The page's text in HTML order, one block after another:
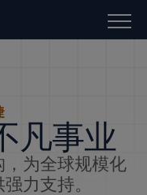
凡事业
为全球规模化
力支持。